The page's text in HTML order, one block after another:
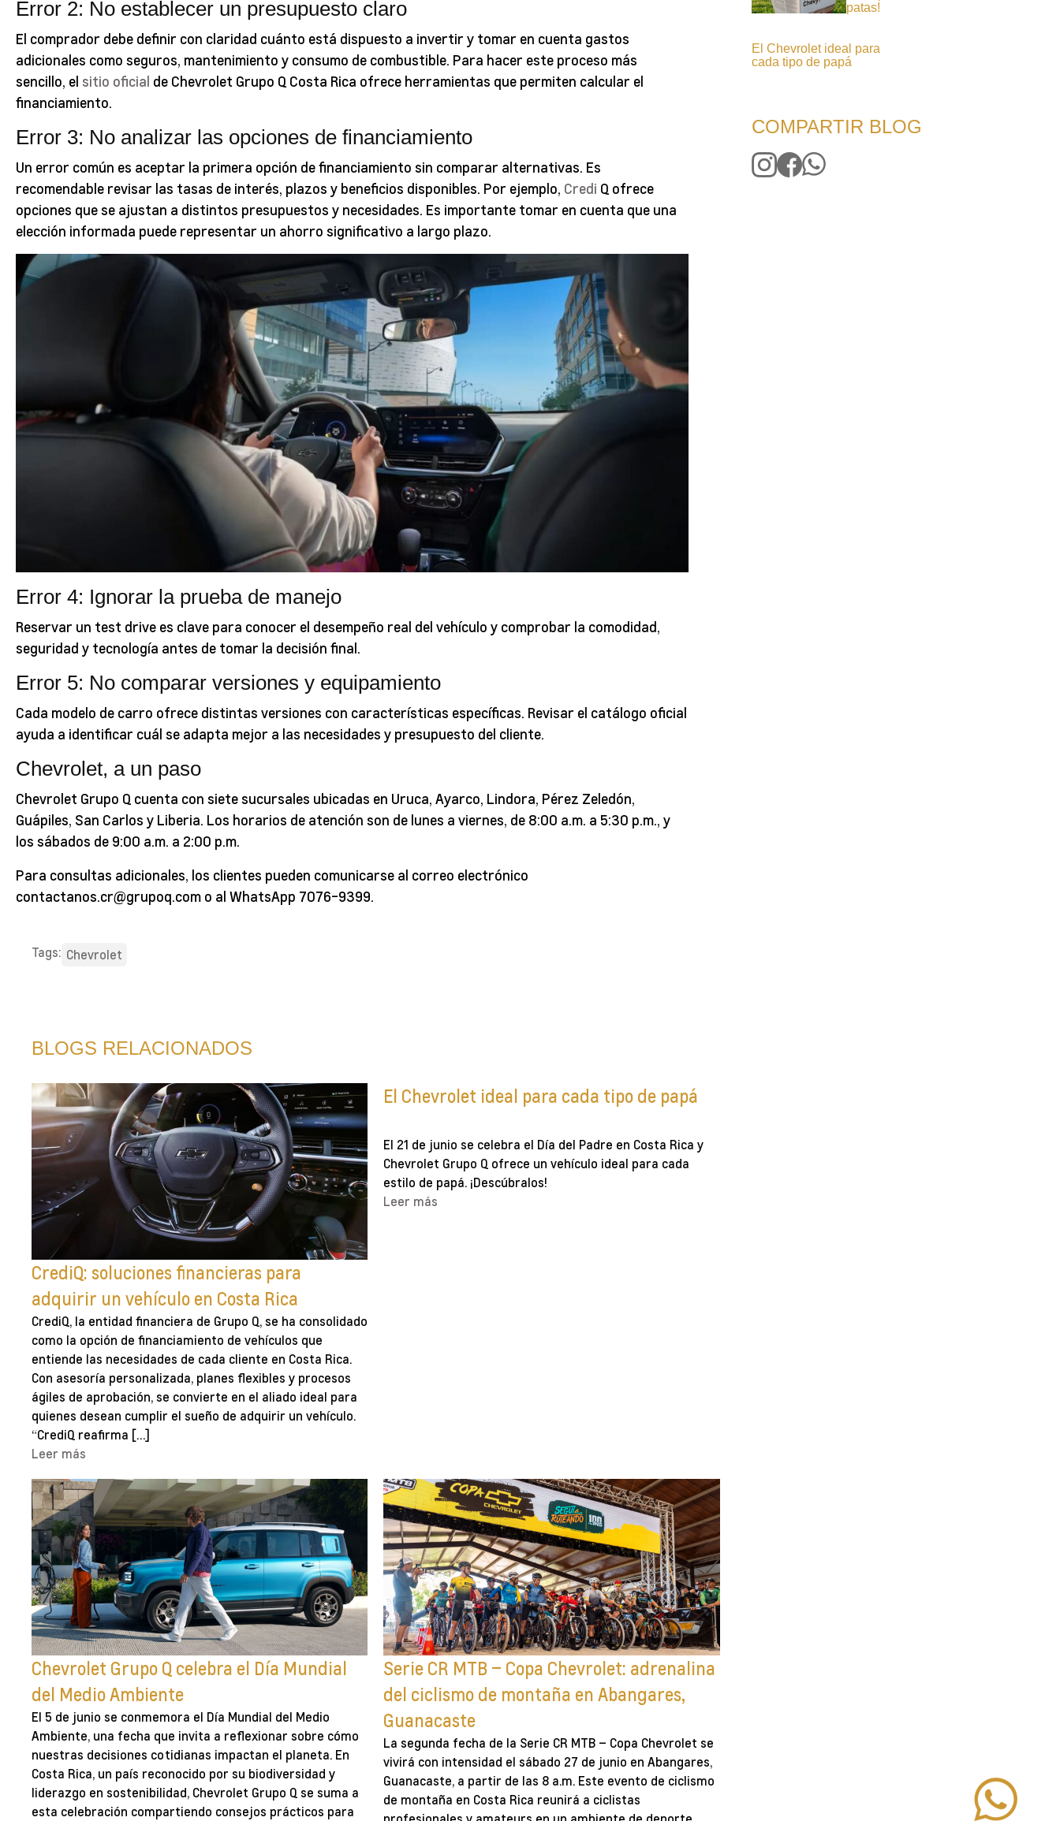
Error 2: No establecer un presupuesto claro
El comprador debe definir con claridad cuánto está dispuesto a invertir y tomar en cuenta gastos
adicionales como seguros, mantenimiento y consumo de combustible. Para hacer este proceso más
sencillo, el sitio oficial de Chevrolet Grupo Q Costa Rica ofrece herramientas que permiten calcular el
financiamiento.
Error 3: No analizar las opciones de financiamiento
Un error común es aceptar la primera opción de financiamiento sin comparar alternativas. Es
recomendable revisar las tasas de interés, plazos y beneficios disponibles. Por ejemplo, Credi Q ofrece
opciones que se ajustan a distintos presupuestos y necesidades. Es importante tomar en cuenta que una
elección informada puede representar un ahorro significativo a largo plazo.
Error 4: Ignorar la prueba de manejo
Reservar un test drive es clave para conocer el desempeño real del vehículo y comprobar la comodidad,
seguridad y tecnología antes de tomar la decisión final.
Error 5: No comparar versiones y equipamiento
Cada modelo de carro ofrece distintas versiones con características específicas. Revisar el catálogo oficial
ayuda a identificar cuál se adapta mejor a las necesidades y presupuesto del cliente.
Chevrolet, a un paso
Chevrolet Grupo Q cuenta con siete sucursales ubicadas en Uruca, Ayarco, Lindora, Pérez Zeledón,
Guápiles, San Carlos y Liberia. Los horarios de atención son de lunes a viernes, de 8:00 a.m. a 5:30 p.m., y
los sábados de 9:00 a.m. a 2:00 p.m.
Para consultas adicionales, los clientes pueden comunicarse al correo electrónico
contactanos.cr@grupoq.com o al WhatsApp 7076-9399.
Tags: Chevrolet
patas!
El Chevrolet ideal para
cada tipo de papá
COMPARTIR BLOG
BLOGS RELACIONADOS
CrediQ: soluciones financieras para
adquirir un vehículo en Costa Rica
CrediQ, la entidad financiera de Grupo Q, se ha consolidado
como la opción de financiamiento de vehículos que
entiende las necesidades de cada cliente en Costa Rica.
Con asesoría personalizada, planes flexibles y procesos
ágiles de aprobación, se convierte en el aliado ideal para
quienes desean cumplir el sueño de adquirir un vehículo.
“CrediQ reafirma […]
Leer más
El Chevrolet ideal para cada tipo de papá
El 21 de junio se celebra el Día del Padre en Costa Rica y
Chevrolet Grupo Q ofrece un vehículo ideal para cada
estilo de papá. ¡Descúbralos!
Leer más
Chevrolet Grupo Q celebra el Día Mundial
del Medio Ambiente
El 5 de junio se conmemora el Día Mundial del Medio
Ambiente, una fecha que invita a reflexionar sobre cómo
nuestras decisiones cotidianas impactan el planeta. En
Costa Rica, un país reconocido por su biodiversidad y
liderazgo en sostenibilidad, Chevrolet Grupo Q se suma a
esta celebración compartiendo consejos prácticos para
Serie CR MTB – Copa Chevrolet: adrenalina
del ciclismo de montaña en Abangares,
Guanacaste
La segunda fecha de la Serie CR MTB – Copa Chevrolet se
vivirá con intensidad el sábado 27 de junio en Abangares,
Guanacaste, a partir de las 8 a.m. Este evento de ciclismo
de montaña en Costa Rica reunirá a ciclistas